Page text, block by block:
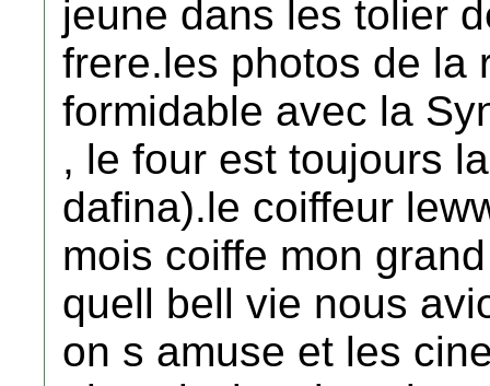
jeune dans les tolier
frere.les photos de la
formidable avec la
, le four est toujours
dafina).le coiffeur
mois coiffe mon
quell bell vie nous
on s amuse et les